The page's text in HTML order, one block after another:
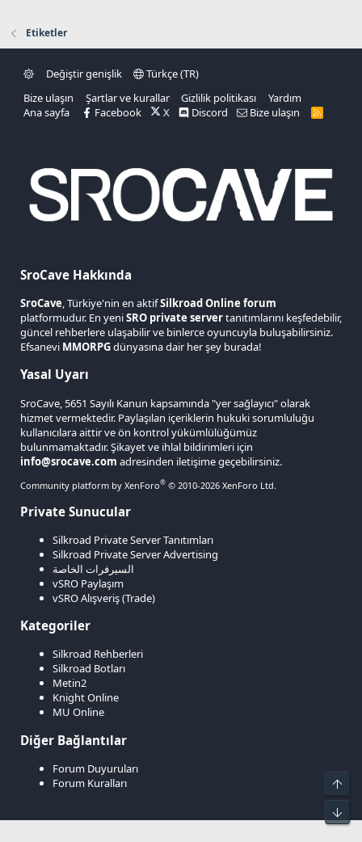
Etiketler
Değiştir genişlik
Türkçe (TR)
Bize ulaşın
Şartlar ve kurallar Gizlilik politikası
Yardım
Ana sayfa
Facebook X Discord Bize ulaşın
R
SroCave Hakkında
SroCave, Türkiye'nin en aktifSilkroad Online forum
platformudur. En yeniSRO private servertanıtımlarını keşfedebilir,
güncel rehberlere ulaşabilir ve binlerce oyuncuyla buluşabilirsiniz.
Efsanevi MMORPGdünyasına dair her şey burada!
Yasal Uyarı
SroCave, 5651 Sayılı Kanun kapsamında "yer sağlayıcı" olarak
hizmet vermektedir. Paylaşılan içeriklerin hukuki sorumluluğu
kullanıcılara aittir ve ön kontrol yükümlülüğümüz
bulunmamaktadır. Şikayet ve ihlal bildirimleri için
info@srocave.com adresinden iletişime geçebilirsiniz.
Community platform by XenForo® © 2010-2026 XenForo Ltd.
Private Sunucular
Silkroad Private Server Tanıtımları
Silkroad Private Server Advertising
السيرفرات الخاصة
vSRO Paylaşım
vSRO Alışveriş (Trade)
Kategoriler
Silkroad Rehberleri
Silkroad Botları
Metin2
Knight Online
MU Online
Diğer Bağlantılar
Forum Duyuruları
Forum Kuralları